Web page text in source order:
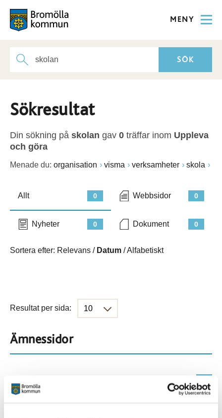
MENY
Sökresultat
Din sökning på skolan gav 0 träffar inom Uppleva
och göra
Menade du: organisation visma verksamheter skola
0
Allt 0
Webbsidor
0
Nyheter 0
Dokument
Sortera efter: Relevans / Datum /Alfabetiskt
Resultat per sida:
Ämnessidor